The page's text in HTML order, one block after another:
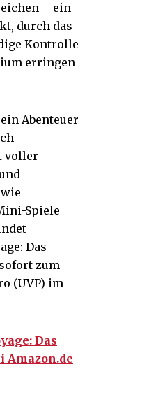
– ein
durch das
Kontrolle
erringen
Abenteuer
voller
Spiele
Das
zum
(UVP) im
Das
Amazon.de